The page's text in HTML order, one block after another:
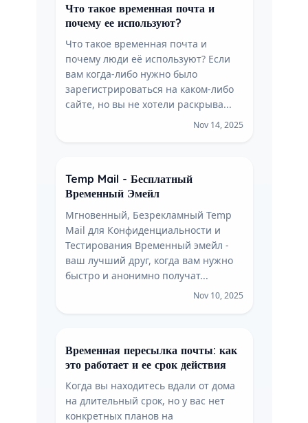
Что такое временная почта и
почему ее используют?
Что такое временная почта и
почему люди её используют? Если
вам когда-либо нужно было
зарегистрироваться на каком-либо
сайте, но вы не хотели раскрыва...
Nov 14, 2025
Temp Mail - Бесплатный
Временный Эмейл
Мгновенный, Безрекламный Temp
Mail для Конфиденциальности и
Тестирования Временный эмейл -
ваш лучший друг, когда вам нужно
быстро и анонимно получат...
Nov 10, 2025
Временная пересылка почты: как
это работает и ее срок действия
Когда вы находитесь вдали от дома
на длительный срок, но у вас нет
конкретных планов на